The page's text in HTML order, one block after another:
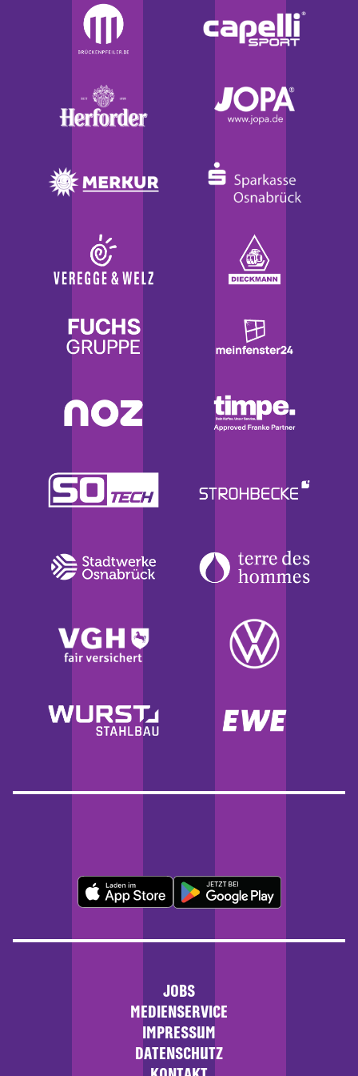
JOBS
MEDIENSERVICE
IMPRESSUM
DATENSCHUTZ